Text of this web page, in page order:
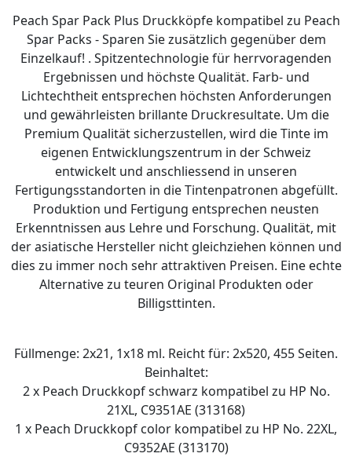
Peach Spar Pack Plus Druckköpfe kompatibel zu Peach
Spar Packs - Sparen Sie zusätzlich gegenüber dem
Einzelkauf! . Spitzentechnologie für herrvoragenden
Ergebnissen und höchste Qualität. Farb- und
Lichtechtheit entsprechen höchsten Anforderungen
und gewährleisten brillante Druckresultate. Um die
Premium Qualität sicherzustellen, wird die Tinte im
eigenen Entwicklungszentrum in der Schweiz
entwickelt und anschliessend in unseren
Fertigungsstandorten in die Tintenpatronen abgefüllt.
Produktion und Fertigung entsprechen neusten
Erkenntnissen aus Lehre und Forschung. Qualität, mit
der asiatische Hersteller nicht gleichziehen können und
dies zu immer noch sehr attraktiven Preisen. Eine echte
Alternative zu teuren Original Produkten oder
Billigsttinten.
Füllmenge: 2x21, 1x18 ml. Reicht für: 2x520, 455 Seiten.
Beinhaltet:
2 x Peach Druckkopf schwarz kompatibel zu HP No.
21XL, C9351AE (313168)
1 x Peach Druckkopf color kompatibel zu HP No. 22XL,
C9352AE (313170)